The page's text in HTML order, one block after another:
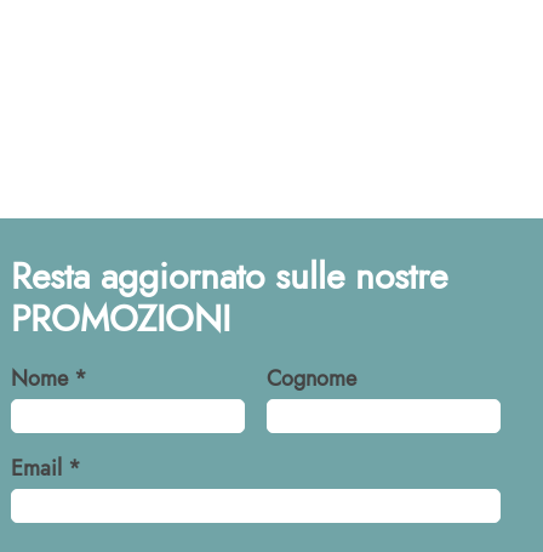
Resta aggiornato sulle nostre
PROMOZIONI
Nome * Cognome
Email *